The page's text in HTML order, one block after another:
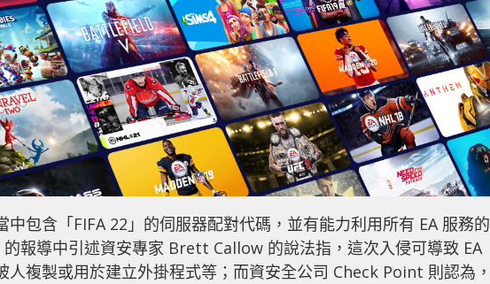
包含「FIFA 22」的伺服器配對代碼，並有能力利用所有 EA 服務的
報導中引述資安專家 Brett Callow 的說法指，這次入侵可導致 EA
人複製或用於建立外掛程式等；而資安全公司 Check Point 則認為，